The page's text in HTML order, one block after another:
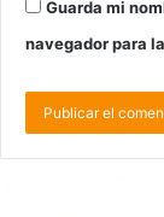
Guarda mi
navegador para